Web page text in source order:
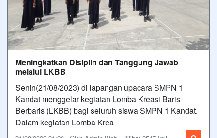
Meningkatkan Disiplin dan Tanggung Jawab
melalui LKBB
Senin(21/08/2023) di lapangan upacara SMPN 1
Kandat menggelar kegiatan Lomba Kreasi Baris
Berbaris (LKBB) bagi seluruh siswa SMPN 1 Kandat.
Dalam kegiatan Lomba Krea